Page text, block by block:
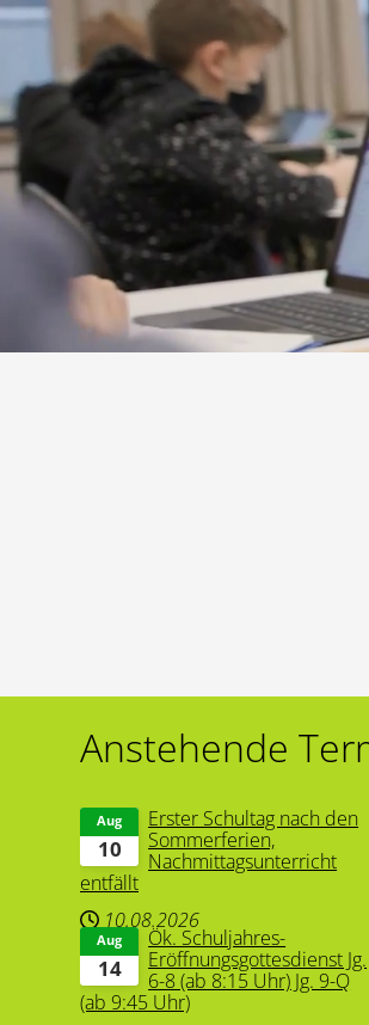
Anstehende
10
Aug
Erster Schultag nach den
Sommerferien,
Nachmittagsunterricht
entfällt
10.08.2026
14
Aug
Ök. Schuljahres-
Eröffnungsgottesdienst Jg.
6-8 (ab 8:15 Uhr) Jg. 9-Q
(ab 9:45 Uhr)